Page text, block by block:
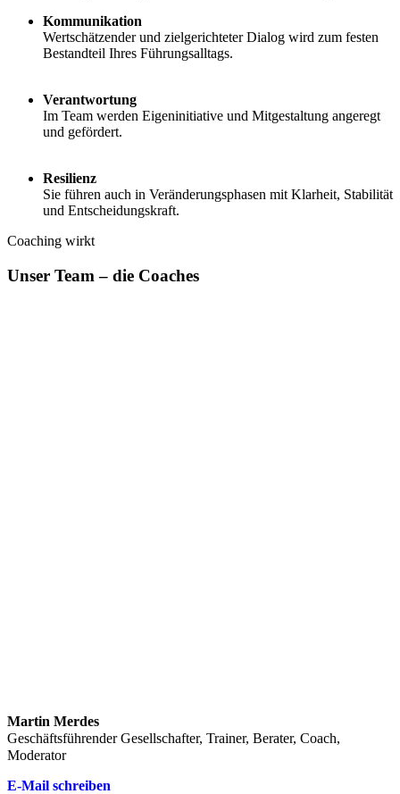
Kommunikation
Wertschätzender und zielgerichteter Dialog wird zum festen
Bestandteil Ihres Führungsalltags.
Verantwortung
Im Team werden Eigeninitiative und Mitgestaltung angeregt
und gefördert.
Resilienz
Sie führen auch in Veränderungsphasen mit Klarheit, Stabilität
und Entscheidungskraft.
Coaching wirkt
Unser Team – die Coaches
Martin Merdes
Geschäftsführender Gesellschafter, Trainer, Berater, Coach,
Moderator
E-Mail schreiben